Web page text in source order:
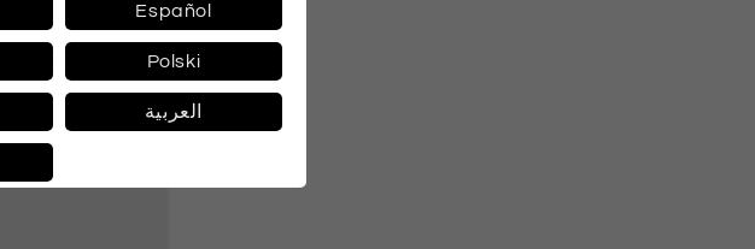
Share
Español
Polski
العربية